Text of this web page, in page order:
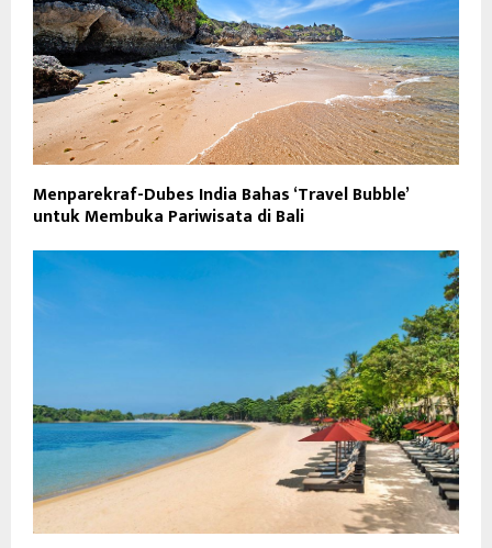
Menparekraf-Dubes India Bahas ‘Travel Bubble’
untuk Membuka Pariwisata di Bali